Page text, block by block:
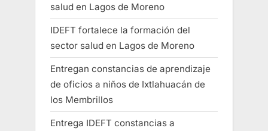
salud en Lagos de Moreno
IDEFT fortalece la formación del
sector salud en Lagos de Moreno
Entregan constancias de aprendizaje
de oficios a niños de Ixtlahuacán de
los Membrillos
Entrega IDEFT constancias a